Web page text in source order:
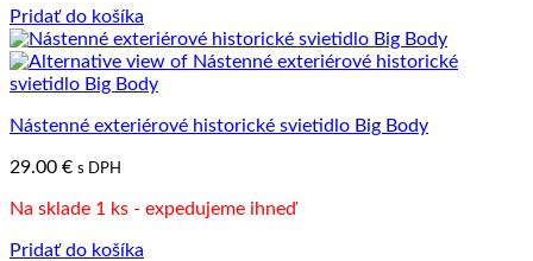
Pridať do košíka
Nástenné exteriérové historické svietidlo Big Body
29.00 € s DPH
Na sklade 1 ks - expedujeme ihneď
Pridať do košíka